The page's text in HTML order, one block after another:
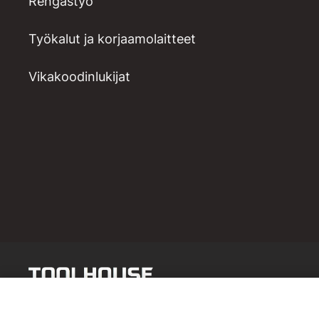
Työkalut ja korjaamolaitteet
Vikakoodinlukijat